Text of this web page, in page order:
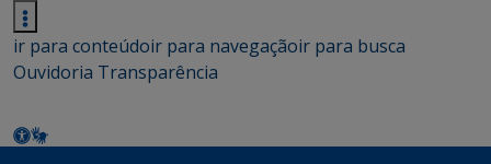
ir para conteúdoir para navegaçãoir para busca
Ouvidoria Transparência